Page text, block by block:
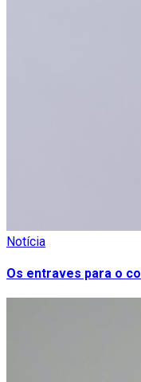
Notícia
Os entraves para o